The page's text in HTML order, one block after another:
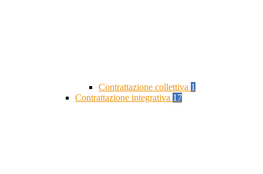
Contrattazione collettiva 1
Contrattazione integrativa 17